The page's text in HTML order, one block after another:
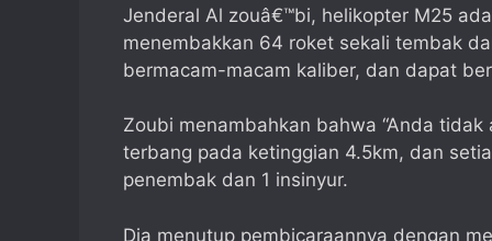
Jenderal Al zouâ€™bi, helikopter M25
menembakkan 64 roket sekali tembak
bermacam-macam kaliber, dan dapat
Zoubi menambahkan bahwa “Anda
terbang pada ketinggian 4.5km, dan
penembak dan 1 insinyur.
Dia menutup pembicaraannya dengan